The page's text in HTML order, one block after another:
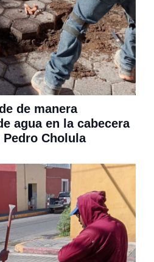
de manera
agua en la cabecera
Cholula